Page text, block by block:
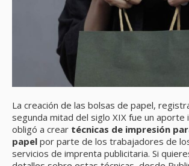
La creación de las bolsas de papel,
segunda mitad del siglo XIX fue un aporte
obligó a crear técnicas de impresión
papel por parte de los trabajadores de
servicios de imprenta publicitaria. Si